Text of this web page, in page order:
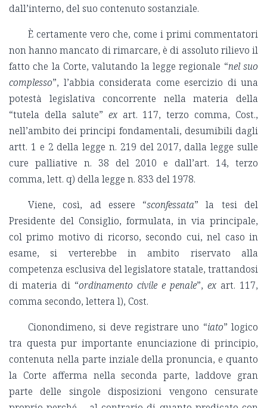
dall’interno, del suo contenuto sostanziale.
È certamente vero che, come i primi commentatori
non hanno mancato di rimarcare, è di assoluto rilievo il
fatto che la Corte, valutando la legge regionale “nel suo
complesso”, l’abbia considerata come esercizio di una
potestà legislativa concorrente nella materia della
“tutela della salute” exart. 117, terzo comma, Cost.,
nell’ambito dei principi fondamentali, desumibili dagli
artt. 1 e 2 della legge n. 219 del 2017, dalla legge sulle
cure palliative n. 38 del 2010 e dall’art. 14, terzo
comma, lett. q) della legge n. 833 del 1978.
Viene, così, ad essere “sconfessata” la tesi del
Presidente del Consiglio, formulata, in via principale,
col primo motivo di ricorso, secondo cui, nel caso in
esame, si verterebbe in ambito riservato alla
competenza esclusiva del legislatore statale, trattandosi
di materia di “ordinamento civile e penale”, ex art. 117,
comma secondo, lettera l), Cost.
Cionondimeno, si deve registrare uno “iato” logico
tra questa pur importante enunciazione di principio,
contenuta nella parte inziale della pronuncia, e quanto
la Corte afferma nella seconda parte, laddove gran
parte delle singole disposizioni vengono censurate